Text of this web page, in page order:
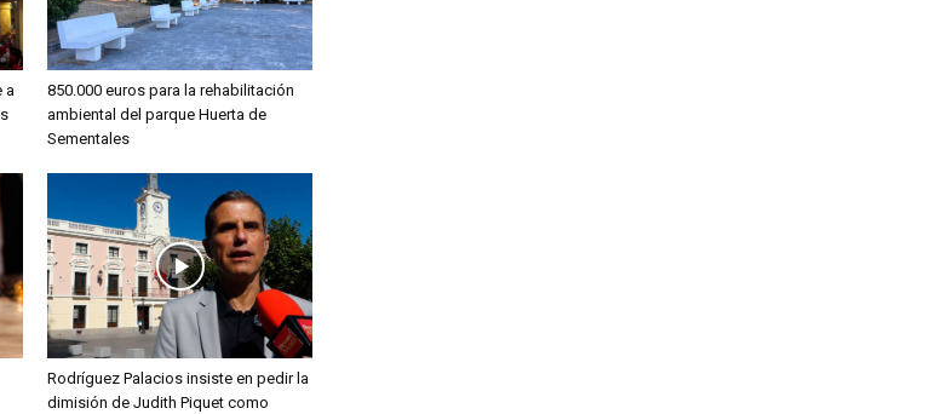
a
850.000 euros para la rehabilitación
ambiental del parque Huerta de
Sementales
Rodríguez Palacios insiste en pedir la
dimisión de Judith Piquet como